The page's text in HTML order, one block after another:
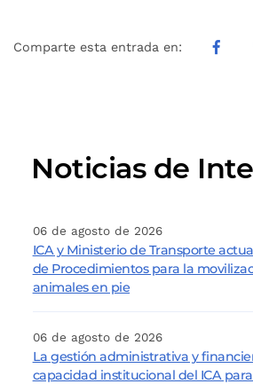
Comparte esta entrada en:
Noticias de
06 de agosto de 2026
ICA y Ministerio de Transporte
de Procedimientos para la
animales en pie
06 de agosto de 2026
La gestión administrativa y
capacidad institucional del ICA